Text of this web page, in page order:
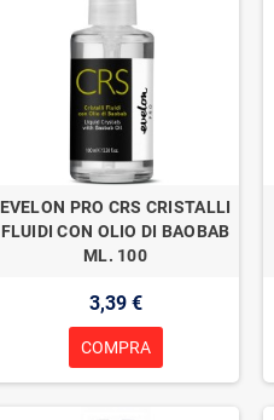
EVELON PRO CRS CRISTALLI
FLUIDI CON OLIO DI BAOBAB
ML. 100
3,39 €
COMPRA